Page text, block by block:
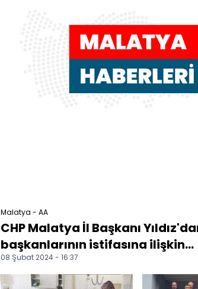
Malatya - AA
CHP Malatya İl Başkanı
başkanlarının istifasına ilişkin...
08 Şubat 2024 - 16:37